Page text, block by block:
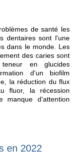
de santé les
dentaires sont l'une
dans le monde. Les
des caries sont
en glucides
d'un biofilm
la réduction du flux
fluor, la récession
manque d'attention
en 2022